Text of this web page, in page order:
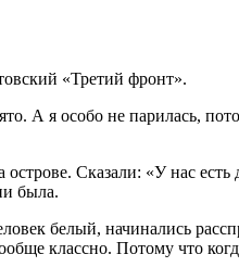
«Третий фронт».
А я особо не парилась,
Сказали: «У нас
была.
белый, начинались
классно. Потому что